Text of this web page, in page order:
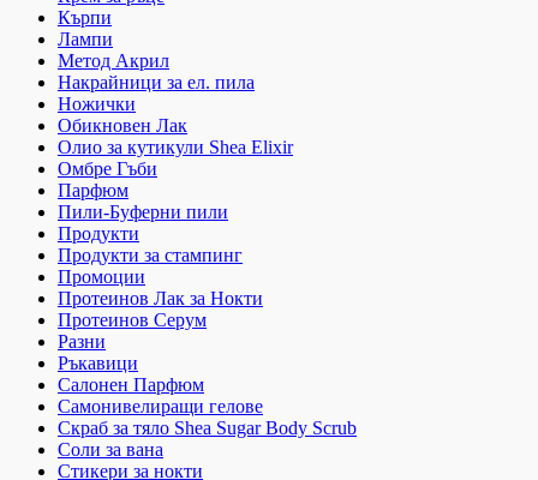
Кърпи
Лампи
Метод Акрил
Накрайници за ел. пила
Ножички
Обикновен Лак
Олио за кутикули Shea Elixir
Омбре Гъби
Парфюм
Пили-Буферни пили
Продукти
Продукти за стампинг
Промоции
Протеинов Лак за Нокти
Протеинов Серум
Разни
Ръкавици
Салонен Парфюм
Самонивелиращи гелове
Скраб за тяло Shea Sugar Body Scrub
Соли за вана
Стикери за нокти